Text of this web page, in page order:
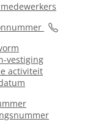
vestiging
activiteit